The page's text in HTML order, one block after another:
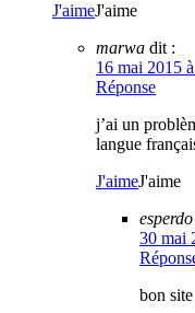
J'aimeJ'aime
marwa dit :
16 mai 2015
Réponse
j’ai un
langue
J'aimeJ'aime
esperdo
30 mai
bon